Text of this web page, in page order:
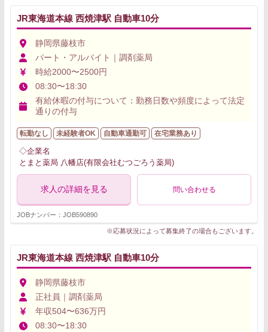
JR東海道本線 西焼津駅 自動車10分
静岡県藤枝市
パート・アルバイト｜調剤薬局
時給2000〜2500円
08:30〜18:30
有給休暇の付与について：勤務日数や頻度によって法定
通りの付与
転勤なし 未経験者OK 自動車通勤可 在宅業務あり
◇企業名
とまと薬局 八幡店(有限会社むつごろう薬局)
求人の詳細を見る 問い合わせる
JOBナンバー：JOB590890
※応募状況によって募集終了の場合もございます。
JR東海道本線 西焼津駅 自動車10分
静岡県藤枝市
正社員｜調剤薬局
年収504〜636万円
08:30〜18:30